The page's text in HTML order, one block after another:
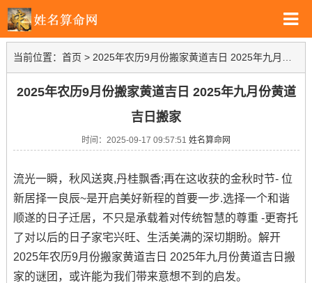
当前位置： 首页 > 2025年农历9月份搬家黄道吉日 2025年九月份黄道吉日搬家
2025年农历9月份搬家黄道吉日 2025年九月份黄道
吉日搬家
时间：2025-09-17 09:57:51 姓名算命网
流光一瞬，秋风送爽,丹桂飘香;再在这收获的金秋时节- 位
新居择一良辰~是开启美好新程的首要一步.选择一个和谐
顺遂的日子迁居，不只是承载着对传统智慧的尊重 -更寄托
了对以后的日子家宅兴旺、生活美满的深切期盼。解开
2025年农历9月份搬家黄道吉日 2025年九月份黄道吉日搬
家的谜团，或许能为我们带来意想不到的启发。